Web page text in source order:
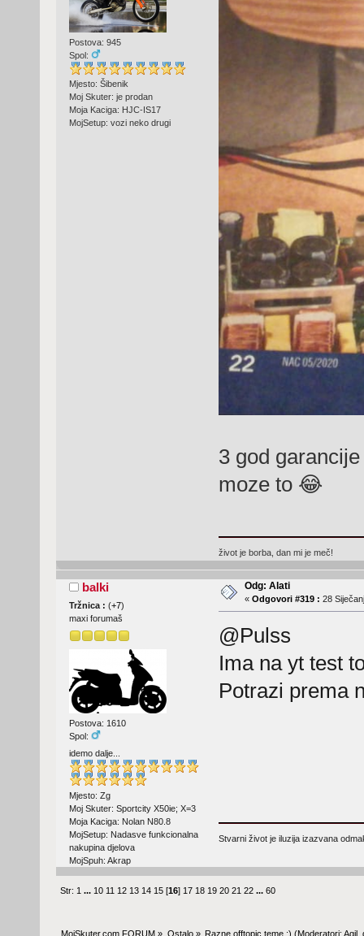
Postova: 945
Spol:
Mjesto: Šibenik
Moj Skuter: je prodan
Moja Kaciga: HJC-IS17
MojSetup: vozi neko drugi
3 god
moze to 😂
život je borba, dan mi je meč!
balki
Tržnica : (+7)
maxi forumaš
Postova: 1610
Spol:
idemo dalje...
Mjesto: Zg
Moj Skuter: Sportcity X50ie; X=3
Moja Kaciga: Nolan N80.8
MojSetup: Nadasve funkcionalna
nakupina djelova
MojSpuh: Akrap
Odg: Alati
« Odgovori #319 : 28
@Pulss
Ima na yt test
Potrazi prema
Stvarni život je iluzija izazvana
Str: 1 ... 10 11 12 13 14 15 [16] 17 18 19 20 21 22 ...60
MojSkuter.com FORUM » Ostalo» Razne offtopic teme :) (Moderatori: Agil